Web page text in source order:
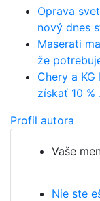
Oprava
nový dnes
Maserati
že
Chery a
získať 10 %
Profil autora
Vaše
Nie ste